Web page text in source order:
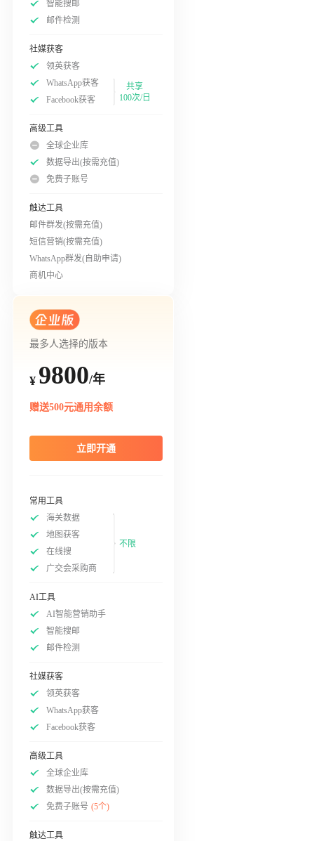
智能搜邮
邮件检测
社媒获客
领英获客
WhatsApp获客
Facebook获客
共享
100次/日
高级工具
全球企业库
数据导出(按需充值)
免费子账号
触达工具
邮件群发(按需充值)
短信营销(按需充值)
WhatsApp群发(自助申请)
商机中心
最多人选择的版本
¥ 9800/年
赠送500元通用余额
立即开通
常用工具
海关数据
地图获客
在线搜
广交会采购商
不限
AI工具
AI智能营销助手
智能搜邮
邮件检测
社媒获客
领英获客
WhatsApp获客
Facebook获客
高级工具
全球企业库
数据导出(按需充值)
免费子账号 (5个)
触达工具